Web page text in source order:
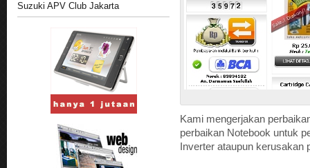
Kami mengerjakan
perbaikan Notebook untuk
Inverter ataupun kerusakan
Suzuki APV Club Jakarta